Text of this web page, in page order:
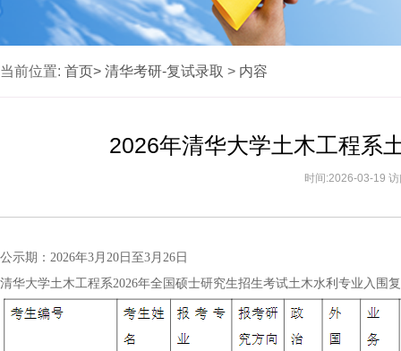
当前位置: 首页> 清华考研-复试录取 > 内容
2026年清华大学土木工程系
时间:2026-03-19
公示期：2026年3月20日至3月26日
清华大学土木工程系2026年全国硕士研究生招生考试土木水利专业入围